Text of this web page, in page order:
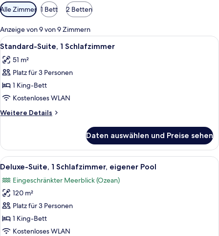
Verfügbare
Filter
für
Zimmer
Alle Zimmer 1 Bett 2 Betten
Anzeige von 9 von 9 Zimmern
Alle
Fotos
für
Standard-
Suite,
1
Schlafzimmer
anzeigen
Ein Balkon mit einem runden Tisch
16
Standard-Suite, 1 Schlafzimmer
51 m²
Platz für 3 Personen
1 King-Bett
Kostenloses WLAN
Weitere Details
Weitere
Suite,
Schlafzimmer
Daten auswählen und Preise sehen
Alle
Fotos
für
Deluxe-
Suite,
1
Schlafzimmer,
Ein Poolbereich auf dem Dach mit
17
Deluxe-Suite, 1 Schlafzimmer, eigener Pool
Eingeschränkter Meerblick (Ozean)
120 m²
Platz für 3 Personen
1 King-Bett
Kostenloses WLAN